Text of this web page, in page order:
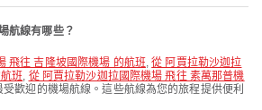
航線有哪些？
飛往 吉隆坡國際機場 的航班,從 阿賈拉勒沙迦拉
班, 從 阿賈拉勒沙迦拉國際機場 飛往 素萬那普機
歡迎的機場航線。這些航線為您的旅程提供便利